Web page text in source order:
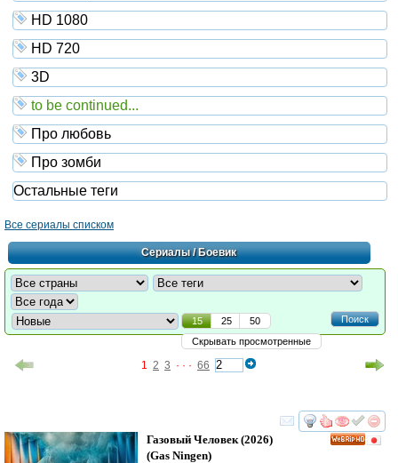
HD 1080
HD 720
3D
to be continued...
Про любовь
Про зомби
Остальные теги
Все сериалы списком
Сериалы/ Боевик
Поиск
15 25
50
Скрывать просмотренные
1 2 3 · · · 66
смотреть
Газовый Человек (2026)
(Gas Ningen)